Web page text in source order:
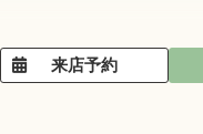
来店予約